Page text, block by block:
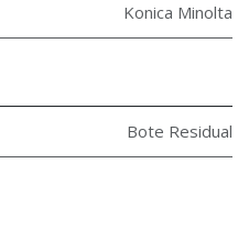
Konica Minolta
Bote Residual